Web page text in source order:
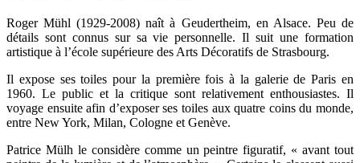
Roger Mühl (1929-2008) naît à Geudertheim, en Alsace. Peu de
détails sont connus sur sa vie personnelle. Il suit une formation
artistique à l’école supérieure des Arts Décoratifs de Strasbourg.
Il expose ses toiles pour la première fois à la galerie de Paris en
1960. Le public et la critique sont relativement enthousiastes. Il
voyage ensuite afin d’exposer ses toiles aux quatre coins du monde,
entre New York, Milan, Cologne et Genève.
Patrice Mülh le considère comme un peintre figuratif, « avant tout